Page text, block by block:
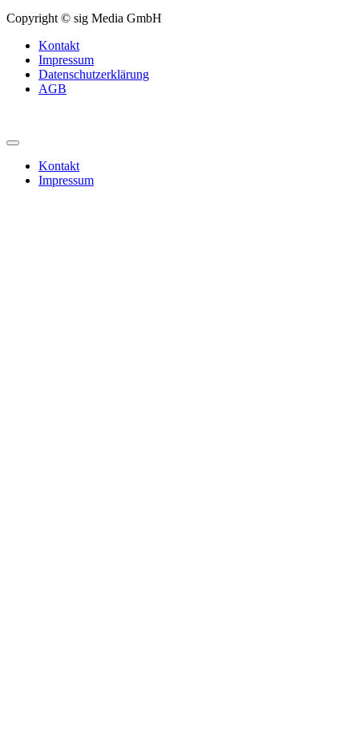
Copyright © sig Media GmbH
Kontakt
Impressum
Datenschutzerklärung
AGB
Kontakt
Impressum